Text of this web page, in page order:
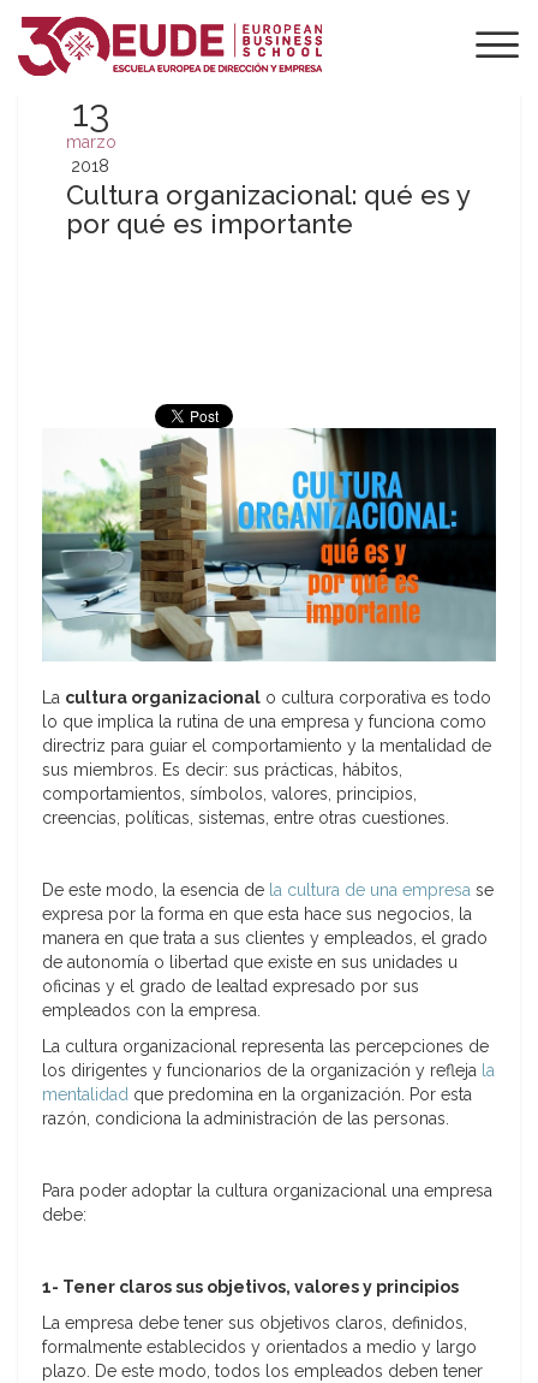
13
marzo
2018
Cultura organizacional: qué es y
por qué es importante
La cultura organizacional o cultura corporativa es todo
lo que implica la rutina de una empresa y funciona como
directriz para guiar el comportamiento y la mentalidad de
sus miembros. Es decir: sus prácticas, hábitos,
comportamientos, símbolos, valores, principios,
creencias, políticas, sistemas, entre otras cuestiones.
De este modo, la esencia de la cultura de una empresa se
expresa por la forma en que esta hace sus negocios, la
manera en que trata a sus clientes y empleados, el grado
de autonomía o libertad que existe en sus unidades u
oficinas y el grado de lealtad expresado por sus
empleados con la empresa.
La cultura organizacional representa las percepciones de
los dirigentes y funcionarios de la organización y refleja la
mentalidad que predomina en la organización. Por esta
razón, condiciona la administración de las personas.
Para poder adoptar la cultura organizacional una empresa
debe:
1- Tener claros sus objetivos, valores y principios
La empresa debe tener sus objetivos claros, definidos,
formalmente establecidos y orientados a medio y largo
plazo. De este modo, todos los empleados deben tener